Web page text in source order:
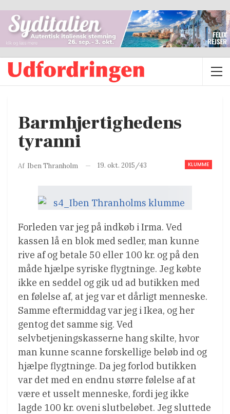
Barmhjertighedens
tyranni
KLUMME
Af Iben Thranholm 19. okt. 2015/43
Forleden var jeg på indkøb i Irma. Ved
kassen lå en blok med sedler, man kunne
rive af og betale 50 eller 100 kr. og på den
måde hjælpe syriske flygtninge. Jeg købte
ikke en seddel og gik ud ad butikken med
en følelse af, at jeg var et dårligt menneske.
Samme eftermiddag var jeg i Ikea, og her
gentog det samme sig. Ved
selvbetjeningskasserne hang skilte, hvor
man kunne scanne forskellige beløb ind og
hjælpe flygtninge. Da jeg forlod butikken
var det med en endnu større følelse af at
være et usselt menneske, fordi jeg ikke
lagde 100 kr. oveni slutbeløbet. Jeg sluttede